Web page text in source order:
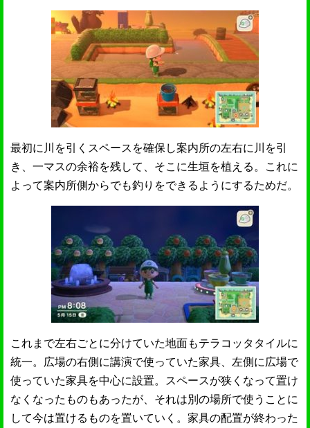
最初に川を引くスペースを確保し案内所の左右に川を引
き、一マスの余裕を残して、そこに生垣を植える。これに
よって案内所側からでも釣りをできるようにするためだ。
これまで左右ごとに分けていた地面もテラコッタタイルに
統一。広場の右側に講演で使っていた家具、左側に広場で
使っていた家具を中心に設置。スペースが狭くなって置け
なくなったものもあったが、それは別の場所で使うことに
して今は置けるものを置いていく。家具の配置が終わった